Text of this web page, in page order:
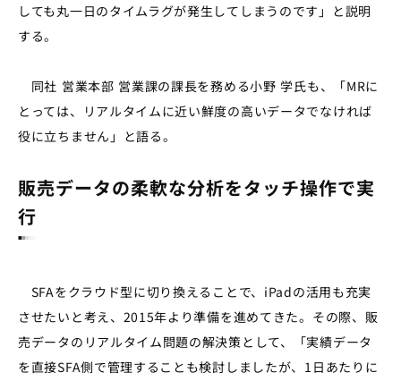
しても丸一日のタイムラグが発生してしまうのです」と説明
する。
同社 営業本部 営業課の課長を務める小野 学氏も、「MRに
とっては、リアルタイムに近い鮮度の高いデータでなければ
役に立ちません」と語る。
販売データの柔軟な分析をタッチ操作で実
行
SFAをクラウド型に切り換えることで、iPadの活用も充実
させたいと考え、2015年より準備を進めてきた。その際、販
売データのリアルタイム問題の解決策として、「実績データ
を直接SFA側で管理することも検討しましたが、1日あたりに